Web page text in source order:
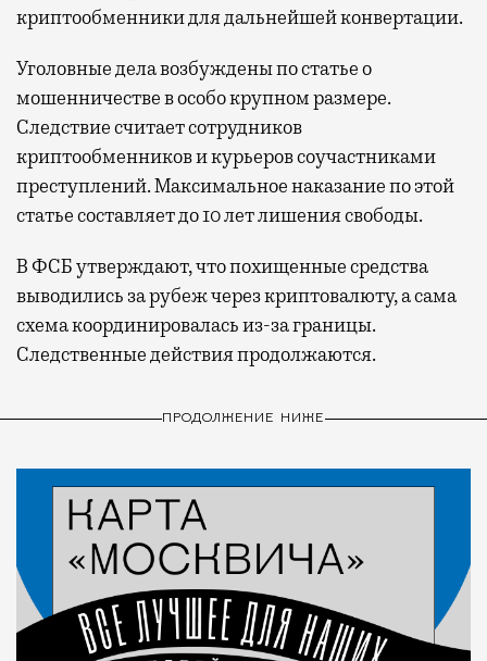
криптообменники для дальнейшей конвертации.
Уголовные дела возбуждены по статье о
мошенничестве в особо крупном размере.
Следствие считает сотрудников
криптообменников и курьеров соучастниками
преступлений. Максимальное наказание по этой
статье составляет до 10 лет лишения свободы.
В ФСБ утверждают, что похищенные средства
выводились за рубеж через криптовалюту, а сама
схема координировалась из-за границы.
Следственные действия продолжаются.
ПРОДОЛЖЕНИЕ НИЖЕ